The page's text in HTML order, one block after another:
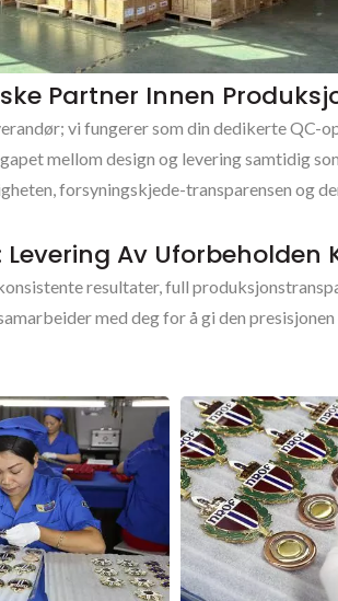
Partner Innen
vi fungerer som din dedikerte
mellom design og levering samtidig
forsyningskjede-transparensen og
Levering Av Uforbeholden
resultater, full
med deg for å gi den